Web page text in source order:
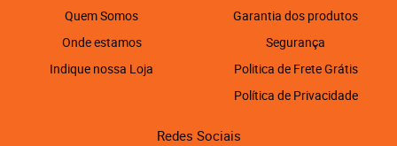
Quem Somos
Onde estamos
Indique nossa Loja
Garantia dos produtos
Segurança
Politica de Frete Grátis
Política de Privacidade
Redes Sociais